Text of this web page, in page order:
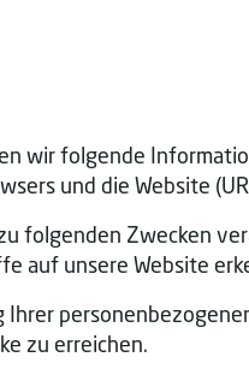
wir folgende
und die Website
folgenden Zwecken
auf unsere Website
zu erreichen.